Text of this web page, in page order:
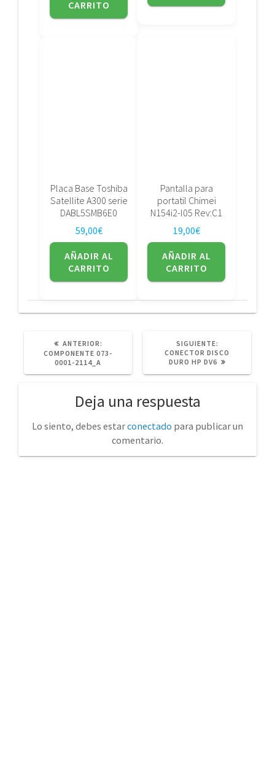
CARRITO
Placa Base Toshiba
Satellite A300 serie
DABL5SMB6E0
59,00€
AÑADIR AL
CARRITO
Pantalla para
portatil Chimei
N154i2-l05 Rev:C1
19,00€
AÑADIR AL
CARRITO
ANTERIOR:
ANTERIOR:
COMPONENTE 073-
0001-2114_A
SIGUIENTE:
POST:
CONECTOR DISCO
DURO HP DV6
Deja una respuesta
Lo siento, debes estarconectado para publicar un
comentario.